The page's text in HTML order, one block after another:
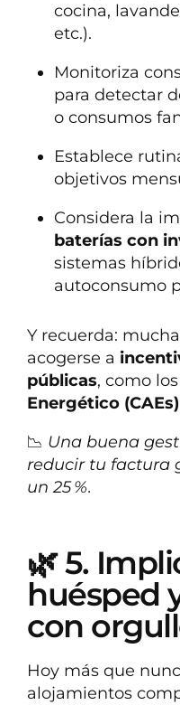
cocina,
etc.).
Monitoriza
para detectar
o consumos
Establece
objetivos
Considera la
baterías con
sistemas
autoconsumo
Y recuerda:
acogerse a
públicas, como los
Energético (CAEs)
📉 Una buena
reducir tu factura
un 25 %.
🌿 5.
huésped
con
Hoy más que
alojamientos